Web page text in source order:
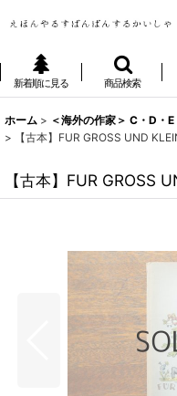
新着順に見る 商品検索
ホーム > ＜海外の作家＞ C・D・E
>
【古本】FUR GROSS UND
【古本】FUR GROSS